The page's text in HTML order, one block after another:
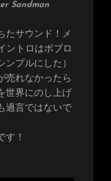
Sandman
たサウンド！メ
ントロはボブロ
ンプルにした）
売れなかったら
世界にのし上げ
過言ではないで
す！